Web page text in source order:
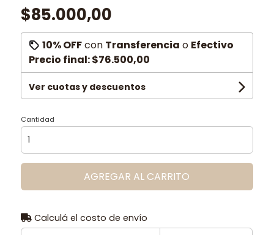
$85.000,00
10% OFFcon Transferencia o Efectivo
Precio final:$76.500,00
Ver cuotas y descuentos
Cantidad
AGREGAR AL CARRITO
Calculá el costo de envío